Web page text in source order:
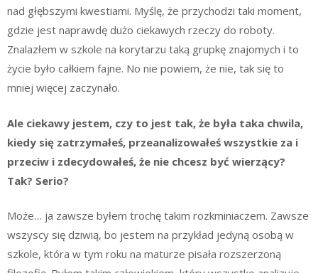
nad głębszymi kwestiami. Myślę, że przychodzi taki moment,
gdzie jest naprawdę dużo ciekawych rzeczy do roboty.
Znalazłem w szkole na korytarzu taką grupkę znajomych i to
życie było całkiem fajne. No nie powiem, że nie, tak się to
mniej więcej zaczynało.
Ale ciekawy jestem, czy to jest tak, że była taka chwila,
kiedy się zatrzymałeś, przeanalizowałeś wszystkie za i
przeciw i zdecydowałeś, że nie chcesz być wierzący?
Tak? Serio?
Może… ja zawsze byłem trochę takim rozkminiaczem. Zawsze
wszyscy się dziwią, bo jestem na przykład jedyną osobą w
szkole, która w tym roku na maturze pisała rozszerzoną